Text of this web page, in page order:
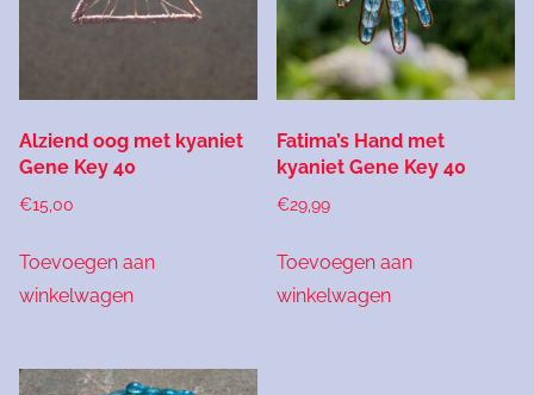
Alziend oog met kyaniet
Gene Key 40
€15,00
Toevoegen aan
winkelwagen
Fatima’s Hand met
kyaniet Gene Key 40
€29,99
Toevoegen aan
winkelwagen